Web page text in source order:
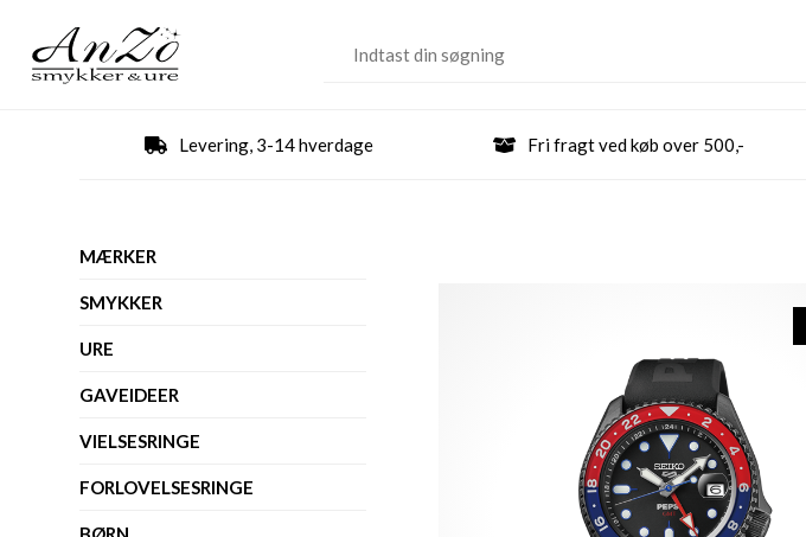
Levering, 3-14 hverdage Fri fragt ved køb over 500,-
MÆRKER
SMYKKER
URE
GAVEIDEER
VIELSESRINGE
FORLOVELSESRINGE